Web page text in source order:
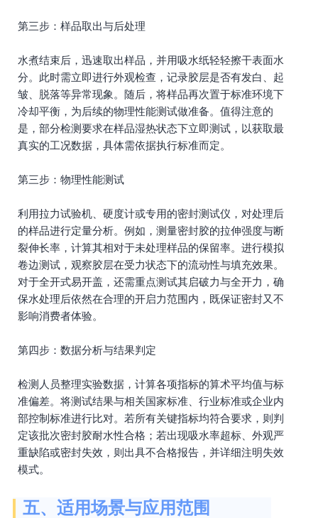
第三步：样品取出与后处理
水煮结束后，迅速取出样品，并用吸水纸轻轻擦干表面水
分。此时需立即进行外观检查，记录胶层是否有发白、起
皱、脱落等异常现象。随后，将样品再次置于标准环境下
冷却平衡，为后续的物理性能测试做准备。值得注意的
是，部分检测要求在样品湿热状态下立即测试，以获取最
真实的工况数据，具体需依据执行标准而定。
第三步：物理性能测试
利用拉力试验机、硬度计或专用的密封测试仪，对处理后
的样品进行定量分析。例如，测量密封胶的拉伸强度与断
裂伸长率，计算其相对于未处理样品的保留率。进行模拟
卷边测试，观察胶层在受力状态下的流动性与填充效果。
对于全开式易开盖，还需重点测试其启破力与全开力，确
保水处理后依然在合理的开启力范围内，既保证密封又不
影响消费者体验。
第四步：数据分析与结果判定
检测人员整理实验数据，计算各项指标的算术平均值与标
准偏差。将测试结果与相关国家标准、行业标准或企业内
部控制标准进行比对。若所有关键指标均符合要求，则判
定该批次密封胶耐水性合格；若出现吸水率超标、外观严
重缺陷或密封失效，则出具不合格报告，并详细注明失效
模式。
五、适用场景与应用范围